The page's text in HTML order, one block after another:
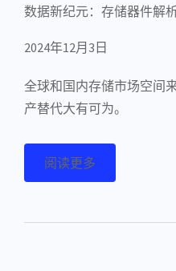
数据新纪元：存储器件解
2024年12月3日
全球和国内存储市场空间
产替代大有可为。
阅读更多